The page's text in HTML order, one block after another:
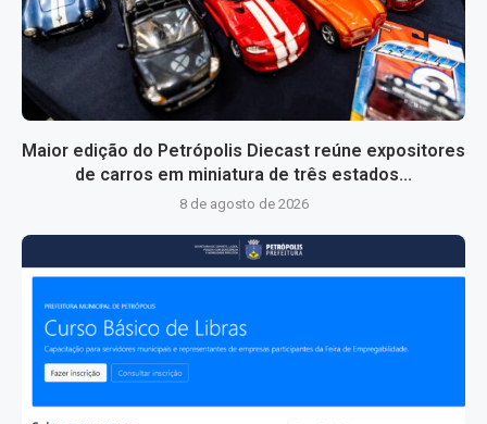
Maior edição do Petrópolis Diecast reúne expositores
de carros em miniatura de três estados...
8 de agosto de 2026